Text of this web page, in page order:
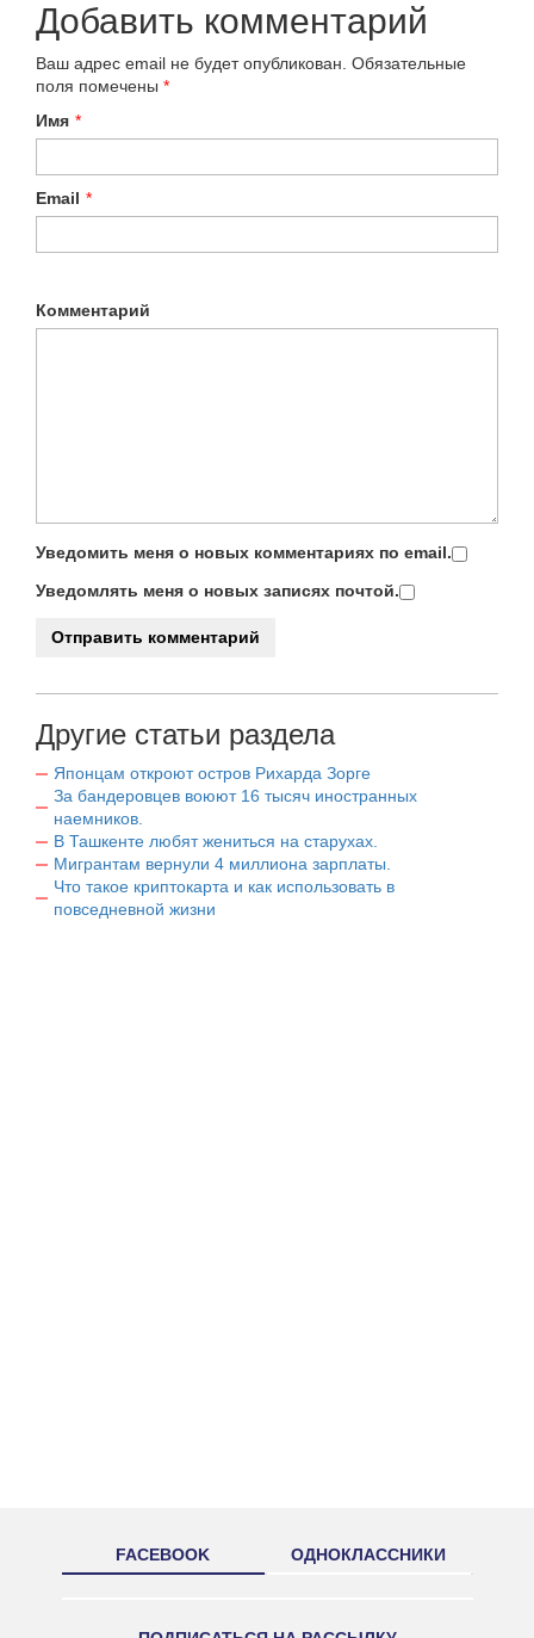
Добавить комментарий
Ваш адрес email не будет опубликован. Обязательные
поля помечены *
Имя *
Email *
Комментарий
Уведомить меня о новых комментариях по email.
Уведомлять меня о новых записях почтой.
Другие статьи раздела
Японцам откроют остров Рихарда Зорге
За бандеровцев воюют 16 тысяч иностранных
наемников.
В Ташкенте любят жениться на старухах.
Мигрантам вернули 4 миллиона зарплаты.
Что такое криптокарта и как использовать в
повседневной жизни
FACEBOOK ОДНОКЛАССНИКИ